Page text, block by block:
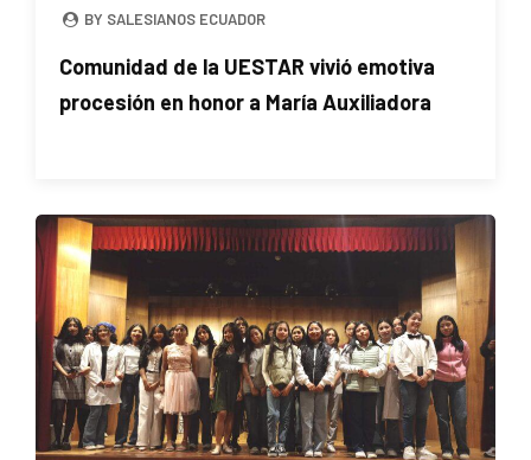
BY SALESIANOS ECUADOR
Comunidad de la UESTAR vivió emotiva
procesión en honor a María Auxiliadora